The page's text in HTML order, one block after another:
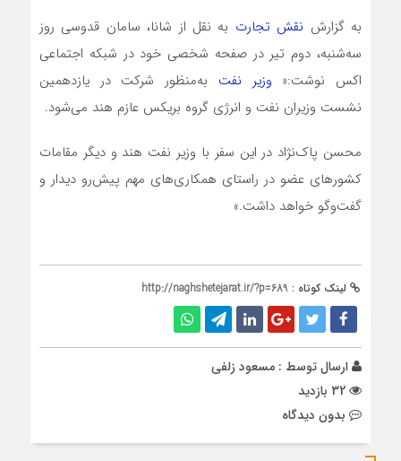
به گزارش نقش تجارت به نقل از شانا، سامان قدوسی روز
سه‌شنبه، دوم تیر در صفحه شخصی خود در شبکه اجتماعی
اکس نوشت:« وزیر نفت به‌منظور شرکت در یازدهمین
نشست وزیران نفت و انرژی گروه بریکس عازم هند می‌شود.
محسن پاک‌نژاد در این سفر با وزیر نفت هند و دیگر مقامات
کشورهای عضو در راستای همکاری‌های مهم پیش‌رو دیدار و
گفت‌وگو خواهد داشت.»
لینک کوتاه : http://naghshetejarat.ir/?p=689
ارسال توسط : مسعود زلفی
بدون دیدگاه